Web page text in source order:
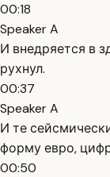
00:18
Speaker A
И внедряется в
рухнул.
00:37
Speaker A
И те
форму евро,
00:50